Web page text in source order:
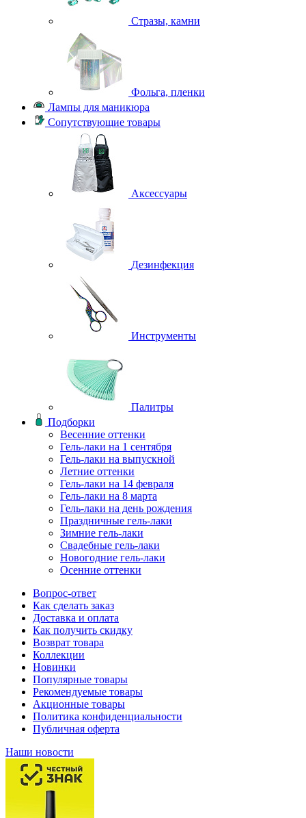
Стразы, камни
Фольга, пленки
Лампы для маникюра
Сопутствующие товары
Аксессуары
Дезинфекция
Инструменты
Палитры
Подборки
Весенние оттенки
Гель-лаки на 1 сентября
Гель-лаки на выпускной
Летние оттенки
Гель-лаки на 14 февраля
Гель-лаки на 8 марта
Гель-лаки на день рождения
Праздничные гель-лаки
Зимние гель-лаки
Свадебные гель-лаки
Новогодние гель-лаки
Осенние оттенки
Вопрос-ответ
Как сделать заказ
Доставка и оплата
Как получить скидку
Возврат товара
Коллекции
Новинки
Популярные товары
Рекомендуемые товары
Акционные товары
Политика конфиденциальности
Публичная оферта
Наши новости